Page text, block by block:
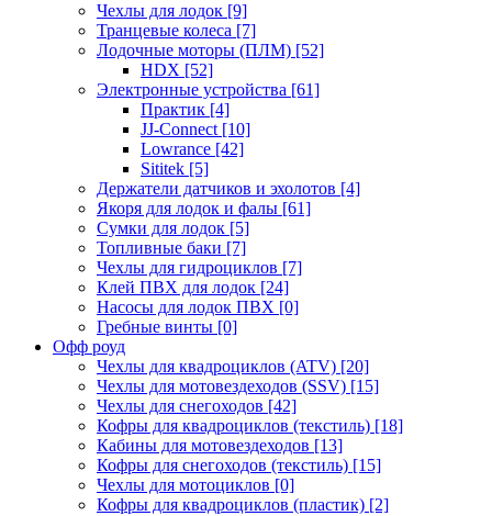
Чехлы для лодок [9]
Транцевые колеса [7]
Лодочные моторы (ПЛМ) [52]
HDX [52]
Электронные устройства [61]
Практик [4]
JJ-Connect [10]
Lowrance [42]
Sititek [5]
Держатели датчиков и эхолотов [4]
Якоря для лодок и фалы [61]
Сумки для лодок [5]
Топливные баки [7]
Чехлы для гидроциклов [7]
Клей ПВХ для лодок [24]
Насосы для лодок ПВХ [0]
Гребные винты [0]
Офф роуд
Чехлы для квадроциклов (ATV) [20]
Чехлы для мотовездеходов (SSV) [15]
Чехлы для снегоходов [42]
Кофры для квадроциклов (текстиль) [18]
Кабины для мотовездеходов [13]
Кофры для снегоходов (текстиль) [15]
Чехлы для мотоциклов [0]
Кофры для квадроциклов (пластик) [2]